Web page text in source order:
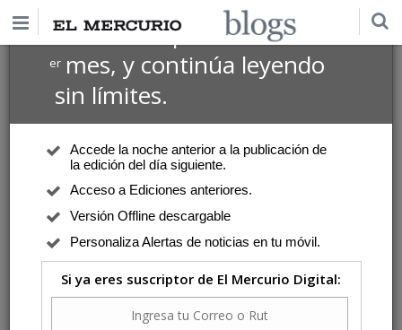
Suscríbete por $1 USD
ermes, y continúa leyendo
sin límites.
Accede la noche anterior a la publicación de
la edición del día siguiente.
Acceso a Ediciones anteriores.
Versión Offline descargable
Personaliza Alertas de noticias en tu móvil.
Si ya eres suscriptor de El Mercurio Digital: